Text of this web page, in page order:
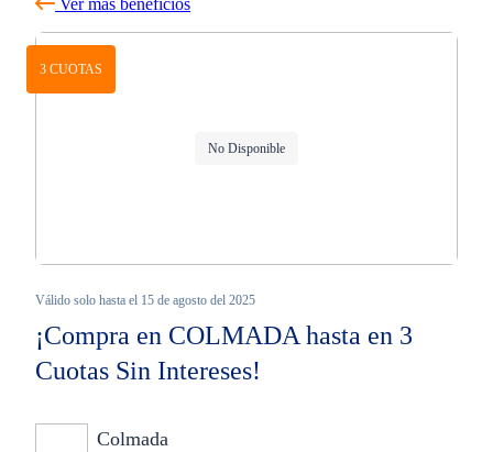
Ver más beneficios
3 CUOTAS
No Disponible
Válido solo hasta el 15 de agosto del 2025
¡Compra en COLMADA hasta en 3
Cuotas Sin Intereses!
Colmada